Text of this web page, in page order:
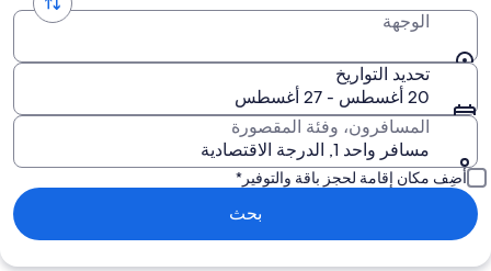
الوجهة
تحديد التواريخ
20 أغسطس - 27 أغسطس
المسافرون، وفئة المقصورة
مسافر واحد 1, الدرجة الاقتصادية
أضِف مكان إقامة لحجز باقة والتوفير*
بحث